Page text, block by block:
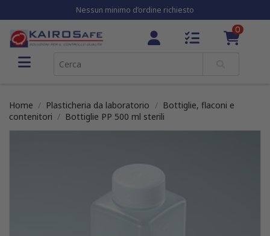
Nessun minimo d’ordine richiesto
0
Home Plasticheria da laboratorio
Bottiglie, flaconi e
contenitori
Bottiglie PP 500 ml sterili